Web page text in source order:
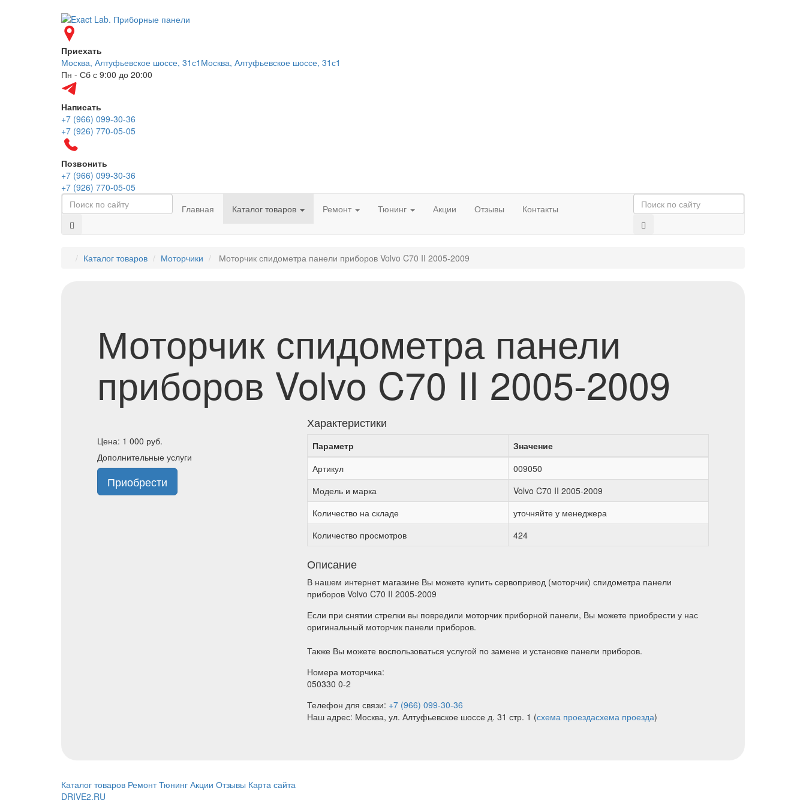
Приехать
Москва, Алтуфьевское шоссе, 31с1 Москва, Алтуфьевское шоссе, 31с1
Пн - Сб с 9:00 до 20:00
Написать
+7 (966) 099-30-36
+7 (926) 770-05-05
Позвонить
+7 (966) 099-30-36
+7 (926) 770-05-05
Главная
Каталог товаров Ремонт Тюнинг Акции Отзывы Контакты
Каталог товаров Моторчики Моторчик спидометра панели приборов Volvo C70 II 2005-2009
Моторчик спидометра панели
приборов Volvo C70 II 2005-2009
Цена: 1 000 руб.
Дополнительные услуги
Приобрести
Характеристики
Параметр
Значение
Артикул
009050
Модель и марка
Volvo C70 II 2005-2009
Количество на складе
уточняйте у менеджера
Количество просмотров
424
Описание
В нашем интернет магазине Вы можете купить сервопривод (моторчик) спидометра панели
приборов Volvo C70 II 2005-2009
Если при снятии стрелки вы повредили моторчик приборной панели, Вы можете приобрести у нас
оригинальный моторчик панели приборов.
Также Вы можете воспользоваться услугой по замене и установке панели приборов.
Номера моторчика:
050330 0-2
Телефон для связи: +7 (966) 099-30-36
Наш адрес: Москва, ул. Алтуфьевское шоссе д. 31 стр. 1 (схема проездасхема проезда)
Каталог товаров Ремонт Тюнинг Акции Отзывы Карта сайта
DRIVE2.RU